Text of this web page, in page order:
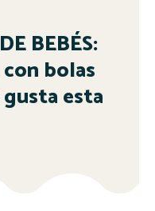
BEBÉS:
bolas
esta